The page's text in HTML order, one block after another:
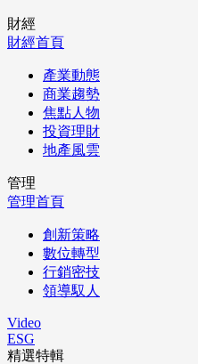
財經
財經首頁
產業動態
商業趨勢
焦點人物
投資理財
地產風雲
管理
管理首頁
創新策略
數位轉型
行銷密技
領導馭人
Video
ESG
精選特輯